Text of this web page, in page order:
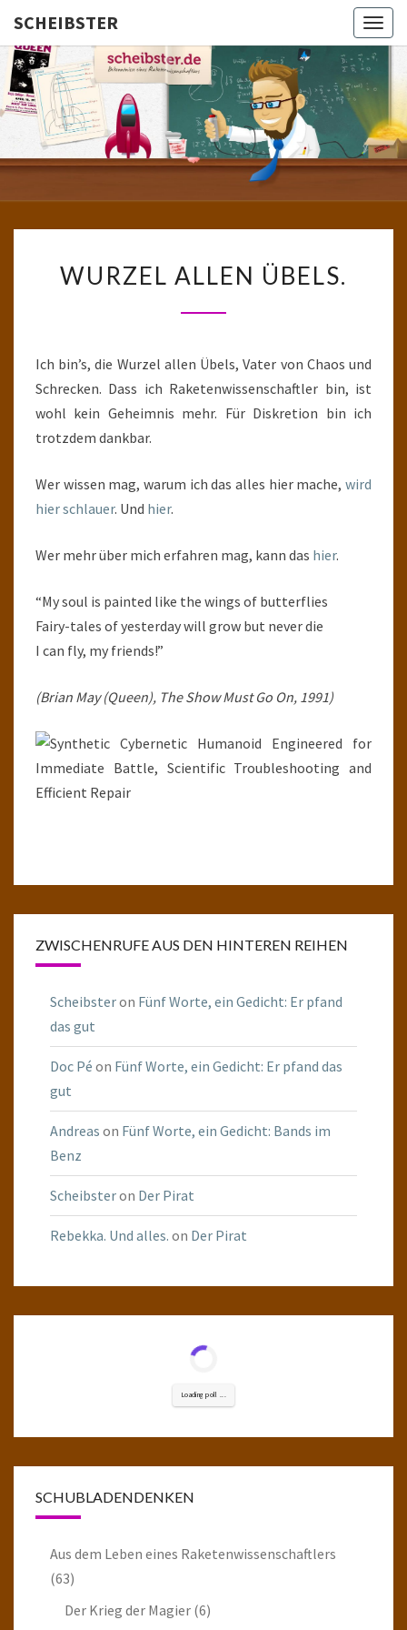
SCHEIBSTER
Gutbürgerliche
Reime Und
Mehr! In
Blogform.
School!
ALLEN
WURZEL ALLEN ÜBELS.
Ich bin’s, die Wurzel allen Übels, Vater von Chaos und
Schrecken. Dass ich Raketenwissenschaftler bin, ist
wohl kein Geheimnis mehr. Für Diskretion bin ich
trotzdem dankbar.
Wer wissen mag, warum ich das alles hier mache, wird
hier schlauer. Und hier.
Wer mehr über mich erfahren mag, kann das hier.
“My soul is painted like the wings of butterflies
Fairy-tales of yesterday will grow but never die
I can fly, my friends!”
(Brian May (Queen), The Show Must Go On, 1991)
ZWISCHENRUFE AUS DEN HINTEREN REIHEN
Scheibsteron Fünf Worte, ein Gedicht: Er pfand
das gut
Doc Pé on Fünf Worte, ein Gedicht: Er pfand das
gut
Andreas on Fünf Worte, ein Gedicht: Bands im
Benz
Scheibsteron Der Pirat
Rebekka. Und alles. on Der Pirat
Loading poll ...
SCHUBLADENDENKEN
Aus dem Leben eines Raketenwissenschaftlers
(63)
Der Krieg der Magier (6)